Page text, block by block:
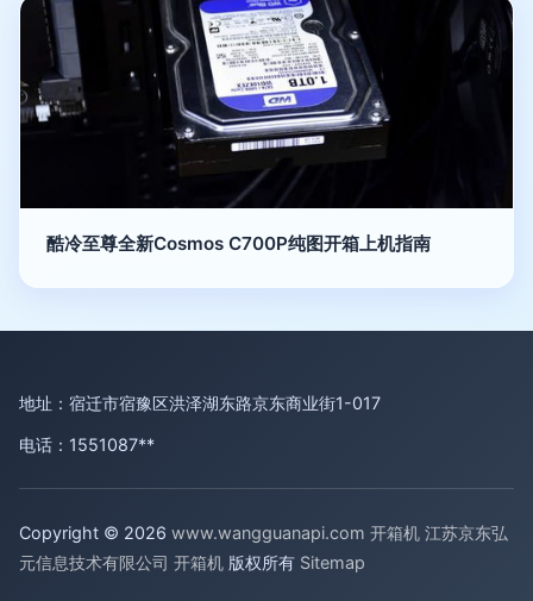
酷冷至尊全新Cosmos C700P纯图开箱上机指南
地址：宿迁市宿豫区洪泽湖东路京东商业街1-017
电话：1551087**
Copyright © 2026 www.wangguanapi.com 开箱机 江苏京东弘
元信息技术有限公司 开箱机 版权所有 Sitemap